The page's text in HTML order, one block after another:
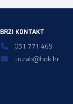
BRZI KONTAKT
051 771 469
uo.rab@hok.hr